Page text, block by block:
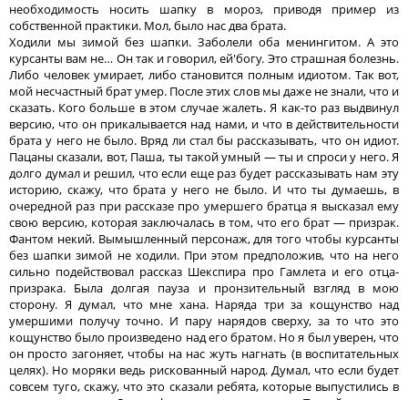
необходимость носить шапку в мороз, приводя пример из
собственной практики. Мол, было нас два брата.
Ходили мы зимой без шапки. Заболели оба менингитом. А это
курсанты вам не… Он так и говорил, ей'богу. Это страшная болезнь.
Либо человек умирает, либо становится полным идиотом. Так вот,
мой несчастный брат умер. После этих слов мы даже не знали, что и
сказать. Кого больше в этом случае жалеть. Я как-то раз выдвинул
версию, что он прикалывается над нами, и что в действительности
брата у него не было. Вряд ли стал бы рассказывать, что он идиот.
Пацаны сказали, вот, Паша, ты такой умный — ты и спроси у него. Я
долго думал и решил, что если еще раз будет рассказывать нам эту
историю, скажу, что брата у него не было. И что ты думаешь, в
очередной раз при рассказе про умершего братца я высказал ему
свою версию, которая заключалась в том, что его брат — призрак.
Фантом некий. Вымышленный персонаж, для того чтобы курсанты
без шапки зимой не ходили. При этом предположив, что на него
сильно подействовал рассказ Шекспира про Гамлета и его отца-
призрака. Была долгая пауза и пронзительный взгляд в мою
сторону. Я думал, что мне хана. Наряда три за кощунство над
умершими получу точно. И пару нарядов сверху, за то что это
кощунство было произведено над его братом. Но я был уверен, что
он просто загоняет, чтобы на нас жуть нагнать (в воспитательных
целях). Но моряки ведь рискованный народ. Думал, что если будет
совсем туго, скажу, что это сказали ребята, которые выпустились в